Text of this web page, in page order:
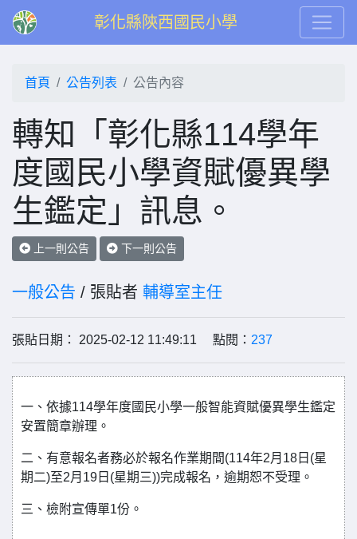
彰化縣陝西國民小學
首頁 公告列表 公告內容
轉知「彰化縣114學年
度國民小學資賦優異學
生鑑定」訊息。
上一則公告 下一則公告
一般公告 / 張貼者 輔導室主任
張貼日期： 2025-02-12 11:49:11 點閱： 237
一、依據114學年度國民小學一般智能資賦優異學生鑑定
安置簡章辦理。
二、有意報名者務必於報名作業期間(114年2月18日(星
期二)至2月19日(星期三))完成報名，逾期恕不受理。
三、檢附宣傳單1份。